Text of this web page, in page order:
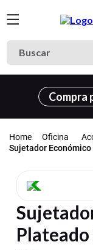
Buscar
Compra
Oficina
Sujetador
Términos
cuaderno
3. cuadernos
5.
6 . lapiz
. carpetas